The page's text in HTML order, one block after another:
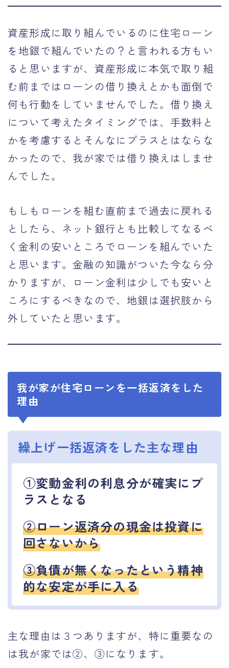
資産形成に取り組んでいるのに住宅ローン
を地銀で組んでいたの？と言われる方もい
ると思いますが、資産形成に本気で取り組
む前まではローンの借り換えとかも面倒で
何も行動をしていませんでした。借り換え
について考えたタイミングでは、手数料と
かを考慮するとそんなにプラスとはならな
かったので、我が家では借り換えはしませ
んでした。
もしもローンを組む直前まで過去に戻れる
としたら、ネット銀行とも比較してなるべ
く金利の安いところでローンを組んでいた
と思います。金融の知識がついた今なら分
かりますが、ローン金利は少しでも安いと
ころにするべきなので、地銀は選択肢から
外していたと思います。
我が家が住宅ローンを一括返済をした
理由
繰上げ一括返済をした主な理由
①変動金利の利息分が確実にプ
ラスとなる
②ローン返済分の現金は投資に
回さないから
③負債が無くなったという精神
的な安定が手に入る
主な理由は３つありますが、特に重要なの
は我が家では②、③になります。